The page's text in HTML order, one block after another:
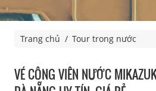
Trang chủ Tour trong nước
VÉ CÔNG VIÊN NƯỚC